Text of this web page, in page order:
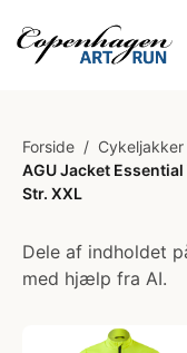
Forside / Cykeljakker
AGU Jacket
Str. XXL
Dele af indholdet
med hjælp fra AI.